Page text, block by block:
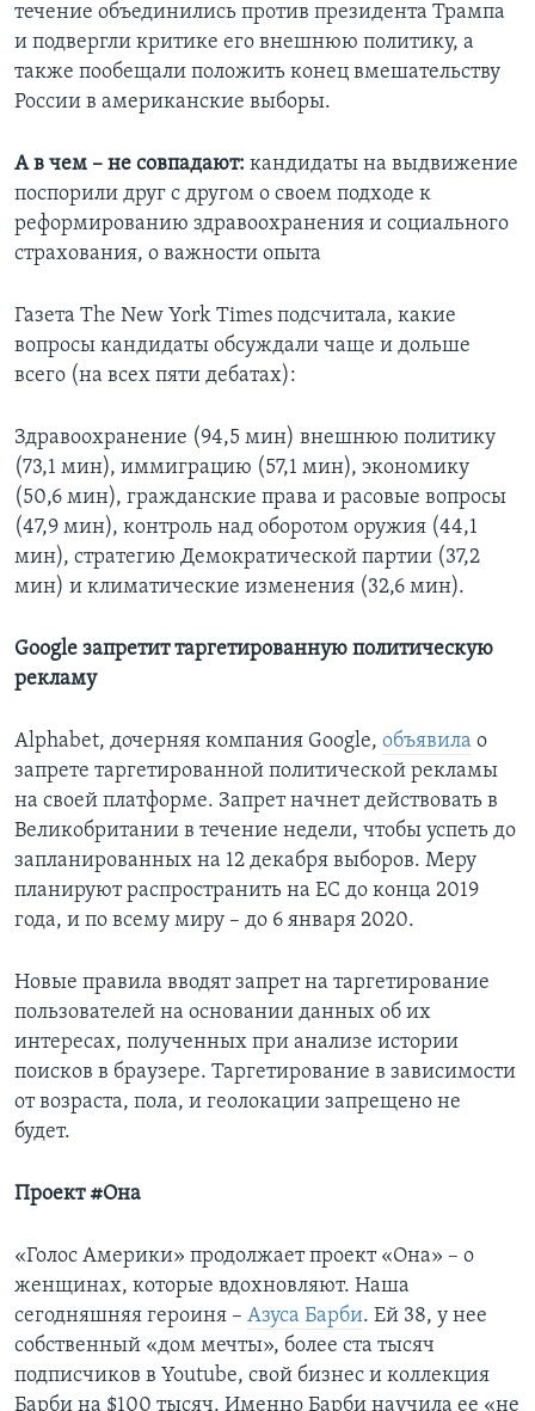
течение объединились против президента Трампа
и подвергли критике его внешнюю политику, а
также пообещали положить конец вмешательству
России в американские выборы.
А в чем – не совпадают: кандидаты на выдвижение
поспорили друг с другом о своем подходе к
реформированию здравоохранения и социального
страхования, о важности опыта
Газета The New York Times подсчитала, какие
вопросы кандидаты обсуждали чаще и дольше
всего (на всех пяти дебатах):
Здравоохранение (94,5 мин) внешнюю политику
(73,1 мин), иммиграцию (57,1 мин), экономику
(50,6 мин), гражданские права и расовые вопросы
(47,9 мин), контроль над оборотом оружия (44,1
мин), стратегию Демократической партии (37,2
мин) и климатические изменения (32,6 мин).
Google запретит таргетированную политическую
рекламу
Alphabet, дочерняя компания Google, объявила о
запрете таргетированной политической рекламы
на своей платформе. Запрет начнет действовать в
Великобритании в течение недели, чтобы успеть до
запланированных на 12 декабря выборов. Меру
планируют распространить на ЕС до конца 2019
года, и по всему миру – до 6 января 2020.
Новые правила вводят запрет на таргетирование
пользователей на основании данных об их
интересах, полученных при анализе истории
поисков в браузере. Таргетирование в зависимости
от возраста, пола, и геолокации запрещено не
будет.
Проект #Она
«Голос Америки» продолжает проект «Она» – о
женщинах, которые вдохновляют. Наша
сегодняшняя героиня – Азуса Барби. Ей 38, у нее
собственный «дом мечты», более ста тысяч
подписчиков в Youtube, свой бизнес и коллекция
Барби на $100 тысяч. Именно Барби научила ее «не